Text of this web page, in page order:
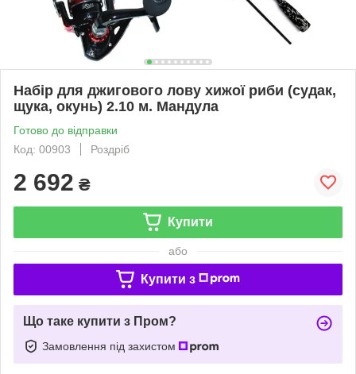
Набір для джигового лову хижої риби (судак,
щука, окунь) 2.10 м. Мандула
Готово до відправки
Код: 00903
Роздріб
2 692 ₴
Купити
або
Купити з
Що таке купити з Пром?
Замовлення під захистом